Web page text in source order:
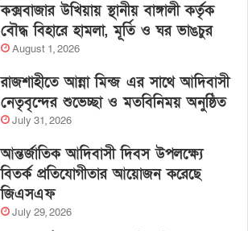
কক্সবাজার উখিয়ায় স্থানীয় বাঙ্গালী কর্তৃক
বৌদ্ধ বিহারে হামলা, মূর্তি ও ঘর ভাঙচুর
August 1, 2026
রাজশাহীতে আন্না মিন্জ এর সাথে আদিবাসী
নেতৃবৃন্দের শুভেচ্ছা ও মতবিনিময় অনুষ্ঠিত
July 31, 2026
আন্তর্জাতিক আদিবাসী দিবস উপলক্ষ্যে
বিতর্ক প্রতিযোগীতার আয়োজন করেছে
জিএসএফ
July 29, 2026